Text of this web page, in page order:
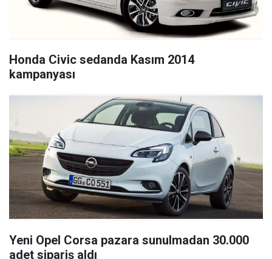
Honda Civic sedanda Kasım 2014
kampanyası
Yeni Opel Corsa pazara sunulmadan 30.000
adet sipariş aldı